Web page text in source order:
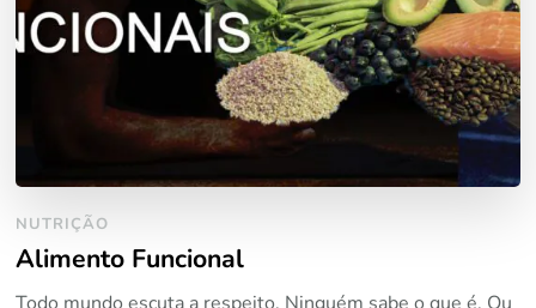
NUTRIÇÃO
Alimento Funcional